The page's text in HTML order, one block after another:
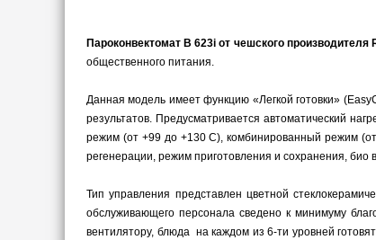
Пароконвектомат B 623i от чешского производителя
общественного питания.
Данная модель имеет функцию «Легкой готовки»
результатов. Предусматривается автоматический
режим (от +99 до +130 С), комбинированный режим
регенерации, режим приготовления и сохранения, био
Тип управления представлен цветной
обслуживающего персонала сведено к минимуму
вентилятору, блюда на каждом из 6-ти уровней